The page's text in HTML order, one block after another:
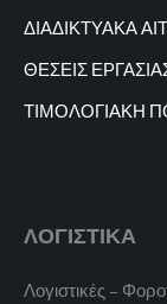
ΔΙΑΔΙΚΤΥΑΚΑ
ΘΕΣΕΙΣ
ΤΙΜΟΛΟΓΙΑΚΗ
ΛΟΓΙΣΤΙΚΑ
Λογιστικές –